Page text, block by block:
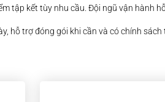
tập kết tùy nhu cầu. Đội ngũ vận hành
hỗ trợ đóng gói khi cần và có chính